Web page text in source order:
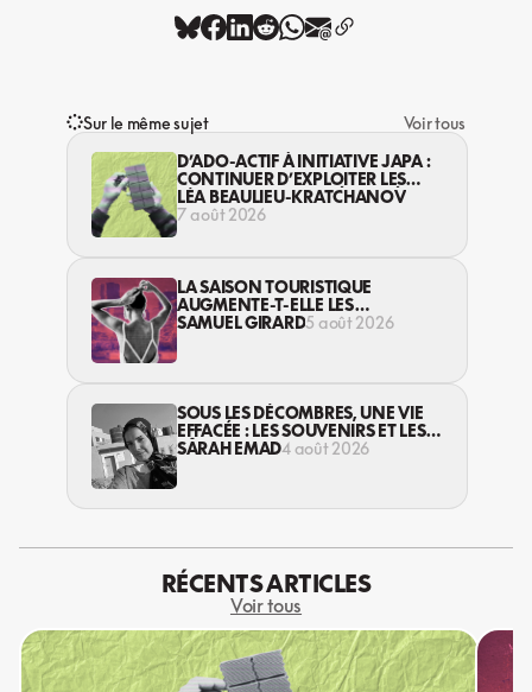
Sur le même sujet
Voir tous
D’ADO-ACTIF À INITIATIVE JAPA :
CONTINUER D’EXPLOITER LES
JEUNES… DANS LA LÉGALITÉ?
LÉA BEAULIEU-KRATCHANOV
7 août 2026
LA SAISON TOURISTIQUE
AUGMENTE-T-ELLE LES
VIOLENCES CONTRE LES
SAMUEL GIRARD5 août 2026
SOUS LES DÉCOMBRES, UNE VIE
EFFACÉE : LES SOUVENIRS ET LES
RÊVES PERDUS DES HABITANT·ES
SARAH EMAD4 août 2026
RÉCENTS ARTICLES
Voir tous